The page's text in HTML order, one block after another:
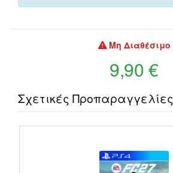
Μη Διαθέσιμο
9,90 €
Σχετικές Προπαραγγελίες